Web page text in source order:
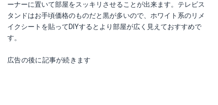
ーナーに置いて部屋をスッキリさせることが出来ます。テレビス
タンドはお手頃価格のものだと黒が多いので、ホワイト系のリメ
イクシートを貼ってDIYするとより部屋が広く見えておすすめで
す。
広告の後に記事が続きます